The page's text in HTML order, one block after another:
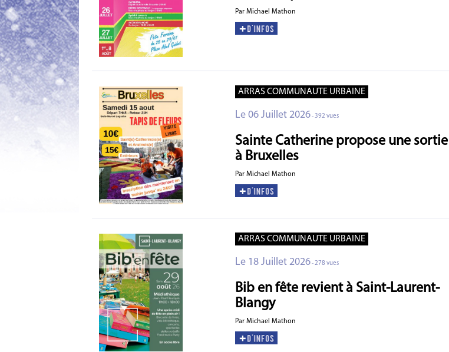
Par Michael Mathon
ARRAS COMMUNAUTE URBAINE
Le 06 Juillet 2026- 392 vues
Sainte Catherine propose une sortie
à Bruxelles
Par Michael Mathon
ARRAS COMMUNAUTE URBAINE
Le 18 Juillet 2026- 278 vues
Bib en fête revient à Saint-Laurent-
Blangy
Par Michael Mathon